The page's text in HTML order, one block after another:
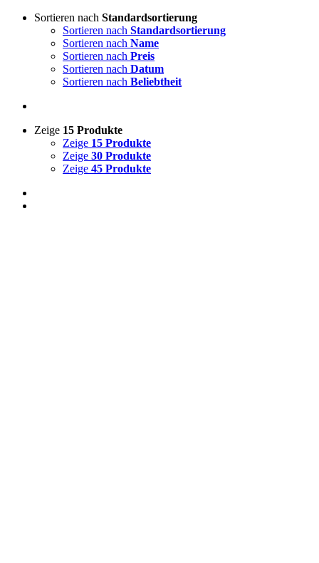
Sortieren nach Standardsortierung
Sortieren nach Standardsortierung
Sortieren nach Name
Sortieren nach Preis
Sortieren nach Datum
Sortieren nach Beliebtheit
Zeige 15 Produkte
Zeige 15 Produkte
Zeige 30 Produkte
Zeige 45 Produkte